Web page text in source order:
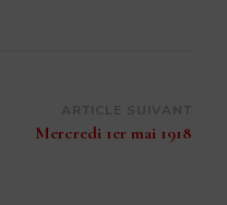
Mercredi 1er mai 1918